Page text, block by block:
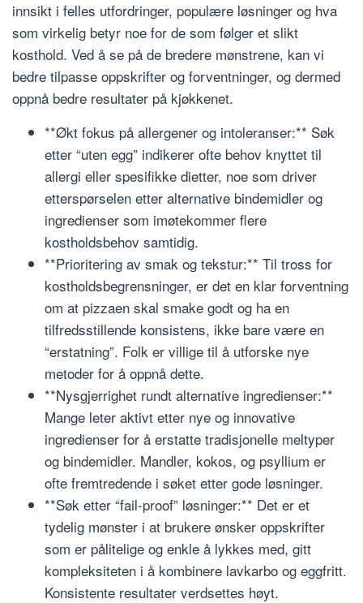
innsikt i felles utfordringer, populære løsninger og hva
som virkelig betyr noe for de som følger et slikt
kosthold. Ved å se på de bredere mønstrene, kan vi
bedre tilpasse oppskrifter og forventninger, og dermed
oppnå bedre resultater på kjøkkenet.
**Økt fokus på allergener og intoleranser:** Søk
etter “uten egg” indikerer ofte behov knyttet til
allergi eller spesifikke dietter, noe som driver
etterspørselen etter alternative bindemidler og
ingredienser som imøtekommer flere
kostholdsbehov samtidig.
**Prioritering av smak og tekstur:** Til tross for
kostholdsbegrensninger, er det en klar forventning
om at pizzaen skal smake godt og ha en
tilfredsstillende konsistens, ikke bare være en
“erstatning”. Folk er villige til å utforske nye
metoder for å oppnå dette.
**Nysgjerrighet rundt alternative ingredienser:**
Mange leter aktivt etter nye og innovative
ingredienser for å erstatte tradisjonelle meltyper
og bindemidler. Mandler, kokos, og psyllium er
ofte fremtredende i søket etter gode løsninger.
**Søk etter “fail-proof” løsninger:** Det er et
tydelig mønster i at brukere ønsker oppskrifter
som er pålitelige og enkle å lykkes med, gitt
kompleksiteten i å kombinere lavkarbo og eggfritt.
Konsistente resultater verdsettes høyt.